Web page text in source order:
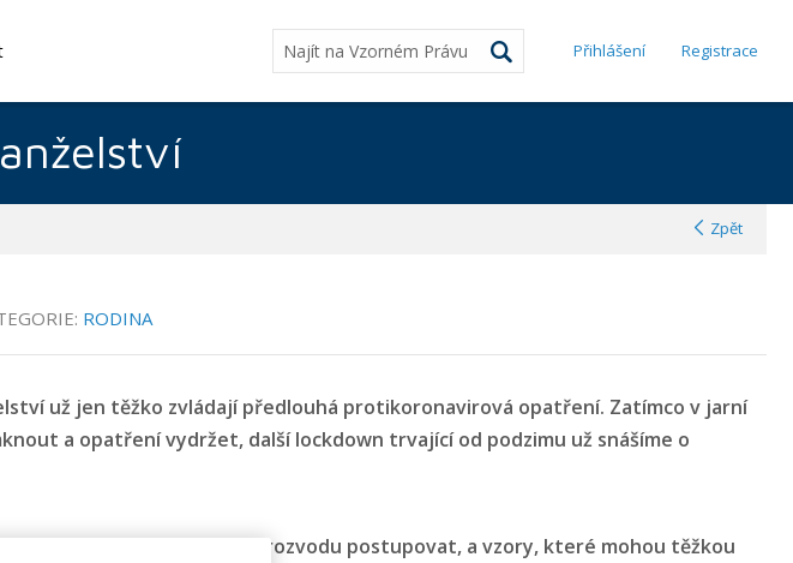
Přihlášení Registrace
Zpět
RODINA
už jen těžko zvládají předlouhá protikoronavirová opatření. Zatímco v jarní
a opatření vydržet, další lockdown trvající od podzimu už snášíme o
přehled, jak při rozvodu postupovat, a vzory, které mohou těžkou